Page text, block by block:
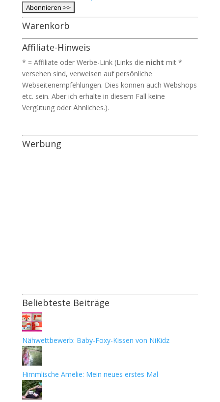
Warenkorb
Affiliate-Hinweis
* = Affiliate oder Werbe-Link (Links die nicht mit *
versehen sind, verweisen auf persönliche
Webseitenempfehlungen. Dies können auch Webshops
etc. sein. Aber ich erhalte in diesem Fall keine
Vergütung oder Ähnliches.).
Werbung
Beliebteste Beiträge
Nähwettbewerb: Baby-Foxy-Kissen von NiKidz
Himmlische Amelie: Mein neues erstes Mal